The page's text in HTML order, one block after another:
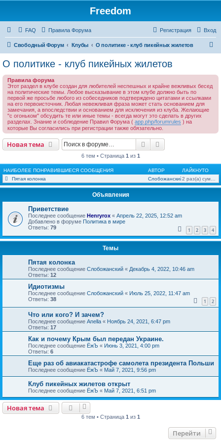
Freedom
FAQ Правила Форума Вход
Регистрация
Свободный Форум Клубы О политике - клуб пикейных жилетов
О политике - клуб пикейных жилетов
Правила форума
Этот раздел в клубе создан для любителей неспешных и крайне вежливых бесед
на политические темы. Любое высказывание в этом клубе должно быть по
первой же просьбе любого из собеседников подтверждено цитатами и ссылками
на его первоисточник. Любая невежливая фраза может стать основанием для
замечания, а впоследствии и основанием для исключения из клуба. Желающие
"с огоньком" обсудить те или иные темы - всегда могут это сделать в других
разделах. Знание и соблюдение Правил Форума ( app.php/forumrules ) на
которые Вы согласились при регистрации также обязательно.
Новая тема Поиск
6 тем • Страница 1 из 1
НАИБОЛЕЕ ПОНРАВИВШИЕСЯ СООБЩЕНИЯ АВТОР
ЛАЙКНУТО
Пятая колонка
Слобожанский
Объявления
Приветствие
Последнее сообщение Henryrox « Апрель 22, 2025, 12:52 am
Добавлено в форуме Политика в мире
Ответы: 79 1 2 3 4
Темы
Пятая колонка
Последнее сообщение Слобожанский « Декабрь 4, 2022, 10:46 am
Ответы: 12
Идиотизмы
Последнее сообщение Слобожанский « Июль 25, 2022, 11:47 am
Ответы: 38 1 2
Что или кого? И зачем?
Последнее сообщение Anella « Ноябрь 24, 2021, 6:47 pm
Ответы: 17
Как и почему Крым был передан Украине.
Последнее сообщение ЁжЪ « Июнь 3, 2021, 4:00 pm
Ответы: 6
Еще раз об авиакатастрофе самолета президента Польши
Последнее сообщение ЁжЪ « Май 7, 2021, 9:56 pm
Клуб пикейных жилетов открыт
Последнее сообщение ЁжЪ « Май 7, 2021, 6:51 pm
Новая тема
6 тем • Страница 1 из 1
Перейти